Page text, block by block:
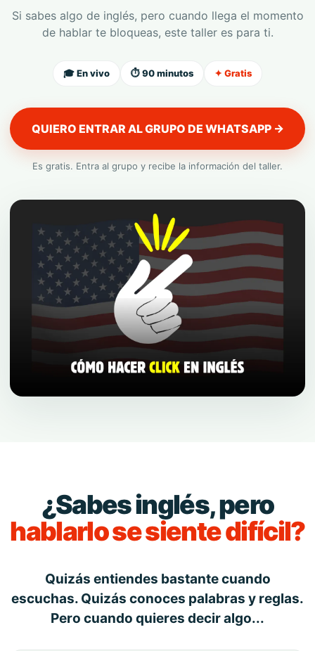
Si sabes algo de inglés, pero cuando llega el momento
de hablar te bloqueas, este taller es para ti.
🎓 En vivo ⏱ 90 minutos ✦ Gratis
QUIERO ENTRAR AL GRUPO DE WHATSAPP →
Es gratis. Entra al grupo y recibe la información del taller.
¿Sabes inglés, pero
hablarlo se siente difícil?
Quizás entiendes bastante cuando
escuchas. Quizás conoces palabras y reglas.
Pero cuando quieres decir algo...